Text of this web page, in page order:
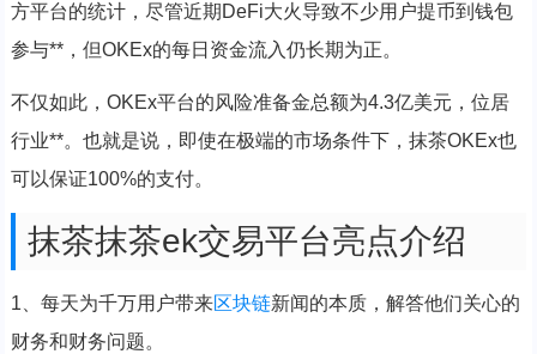
方平台的统计，尽管近期DeFi大火导致不少用户提币到钱包
参与**，但OKEx的每日资金流入仍长期为正。
不仅如此，OKEx平台的风险准备金总额为4.3亿美元，位居
行业**。也就是说，即使在极端的市场条件下，抹茶OKEx也
可以保证100%的支付。
抹茶抹茶ek交易平台亮点介绍
1、每天为千万用户带来区块链新闻的本质，解答他们关心的
财务和财务问题。